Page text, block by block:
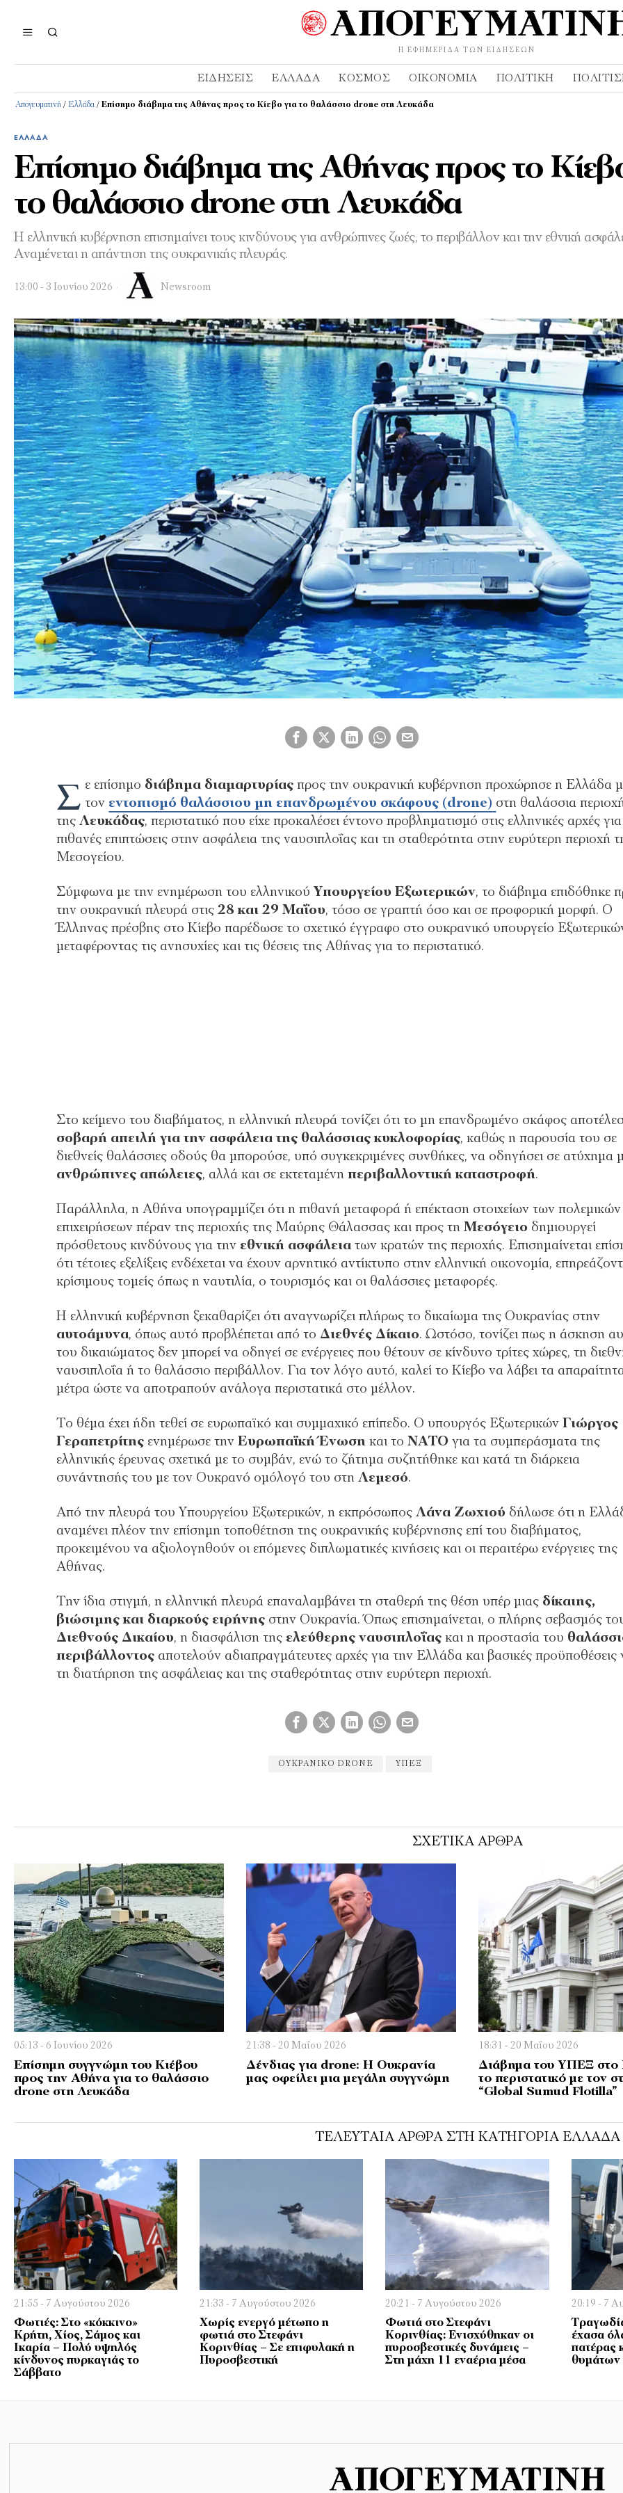
Η ΕΦΗΜΕΡΊΔΑ ΤΩΝ ΕΙΔΉΣΕΩΝ
ΕΙΔΉΣΕΙΣ ΕΛΛΆΔΑ ΚΌΣΜΟΣ ΟΙΚΟΝΟΜΊΑ ΠΟΛΙΤΙΚΉ
Απογευματινή / Ελλάδα / Επίσημο διάβημα της Αθήνας προς το Κίεβο για το θαλάσσιο drone στη Λευκάδα
ΕΛΛΆΔΑ
Επίσημο διάβημα της Αθήνας προς το
το θαλάσσιο drone στη Λευκάδα
Η ελληνική κυβέρνηση επισημαίνει τους κινδύνους για ανθρώπινες ζωές, το περιβάλλον και την εθνική
Αναμένεται η απάντηση της ουκρανικής πλευράς.
13:00 - 3 Ιουνίου 2026 Newsroom
Σ ε επίσημο διάβημα διαμαρτυρίας προς την ουκρανική κυβέρνηση προχώρησε η Ελλάδα
τον εντοπισμό θαλάσσιου μη επανδρωμένου σκάφους (drone) στη θαλάσσια
της Λευκάδας, περιστατικό που είχε προκαλέσει έντονο προβληματισμό στις ελληνικές αρχές για
πιθανές επιπτώσεις στην ασφάλεια της ναυσιπλοΐας και τη σταθερότητα στην ευρύτερη περιοχή
Μεσογείου.
Σύμφωνα με την ενημέρωση του ελληνικού Υπουργείου Εξωτερικών, το διάβημα επιδόθηκε
την ουκρανική πλευρά στις 28 και 29 Μαΐου, τόσο σε γραπτή όσο και σε προφορική μορφή. Ο
Έλληνας πρέσβης στο Κίεβο παρέδωσε το σχετικό έγγραφο στο ουκρανικό υπουργείο
μεταφέροντας τις ανησυχίες και τις θέσεις της Αθήνας για το περιστατικό.
Στο κείμενο του διαβήματος, η ελληνική πλευρά τονίζει ότι το μη επανδρωμένο σκάφος
σοβαρή απειλή για την ασφάλεια της θαλάσσιας κυκλοφορίας, καθώς η παρουσία του σε
διεθνείς θαλάσσιες οδούς θα μπορούσε, υπό συγκεκριμένες συνθήκες, να οδηγήσει σε ατύχημα
ανθρώπινες απώλειες, αλλά και σε εκτεταμένη περιβαλλοντική καταστροφή.
Παράλληλα, η Αθήνα υπογραμμίζει ότι η πιθανή μεταφορά ή επέκταση στοιχείων των πολεμικών
επιχειρήσεων πέραν της περιοχής της Μαύρης Θάλασσας και προς τη Μεσόγειο δημιουργεί
πρόσθετους κινδύνους για την εθνική ασφάλειατων κρατών της περιοχής. Επισημαίνεται
ότι τέτοιες εξελίξεις ενδέχεται να έχουν αρνητικό αντίκτυπο στην ελληνική οικονομία,
κρίσιμους τομείς όπως η ναυτιλία, ο τουρισμός και οι θαλάσσιες μεταφορές.
Η ελληνική κυβέρνηση ξεκαθαρίζει ότι αναγνωρίζει πλήρως το δικαίωμα της Ουκρανίας στην
αυτοάμυνα, όπως αυτό προβλέπεται από το Διεθνές Δίκαιο. Ωστόσο, τονίζει πως η άσκηση
του δικαιώματος δεν μπορεί να οδηγεί σε ενέργειες που θέτουν σε κίνδυνο τρίτες χώρες, τη
ναυσιπλοΐα ή το θαλάσσιο περιβάλλον. Για τον λόγο αυτό, καλεί το Κίεβο να λάβει τα
μέτρα ώστε να αποτραπούν ανάλογα περιστατικά στο μέλλον.
Το θέμα έχει ήδη τεθεί σε ευρωπαϊκό και συμμαχικό επίπεδο. Ο υπουργός Εξωτερικών Γιώργος
Γεραπετρίτηςενημέρωσε την Ευρωπαϊκή Ένωση και το ΝΑΤΟ για τα συμπεράσματα της
ελληνικής έρευνας σχετικά με το συμβάν, ενώ το ζήτημα συζητήθηκε και κατά τη διάρκεια
συνάντησής του με τον Ουκρανό ομόλογό του στη Λεμεσό.
Από την πλευρά του Υπουργείου Εξωτερικών, η εκπρόσωπος Λάνα Ζωχιού δήλωσε ότι η
αναμένει πλέον την επίσημη τοποθέτηση της ουκρανικής κυβέρνησης επί του διαβήματος,
προκειμένου να αξιολογηθούν οι επόμενες διπλωματικές κινήσεις και οι περαιτέρω ενέργειες της
Αθήνας.
Την ίδια στιγμή, η ελληνική πλευρά επαναλαμβάνει τη σταθερή της θέση υπέρ μιας δίκαιης,
βιώσιμης και διαρκούς ειρήνηςστην Ουκρανία. Όπως επισημαίνεται, ο πλήρης σεβασμός
Διεθνούς Δικαίου, η διασφάλιση της ελεύθερης ναυσιπλοΐαςκαι η προστασία του
περιβάλλοντοςαποτελούν αδιαπραγμάτευτες αρχές για την Ελλάδα και βασικές προϋποθέσεις
τη διατήρηση της ασφάλειας και της σταθερότητας στην ευρύτερη περιοχή.
ΟΥΚΡΑΝΙΚΌ DRONE ΥΠΕΞ
ΣΧΕΤΙΚΑ ΑΡΘΡΑ
05:13 - 6 Ιουνίου 2026
Επίσημη συγγνώμη του Κιέβου
προς την Αθήνα για το θαλάσσιο
drone στη Λευκάδα
21:38 - 20 Μαΐου 2026
Δένδιας για drone: Η Ουκρανία
μας οφείλει μια μεγάλη συγγνώμη
18:31 - 20 Μαΐου 2026
Διάβημα του ΥΠΕΞ στο
το περιστατικό με τον
“Global Sumud Flotilla”
ΤΕΛΕΥΤΑΊΑ ΆΡΘΡΑ ΣΤΗ ΚΑΤΗΓΟΡΊΑ ΕΛΛΆΔΑ
21:55 - 7 Αυγούστου 2026
Φωτιές: Στο «κόκκινο»
Κρήτη, Χίος, Σάμος και
Ικαρία – Πολύ υψηλός
κίνδυνος πυρκαγιάς το
Σάββατο
21:33 - 7 Αυγούστου 2026
Χωρίς ενεργό μέτωπο η
φωτιά στο Στεφάνι
Κορινθίας – Σε επιφυλακή η
Πυροσβεστική
20:21 - 7 Αυγούστου 2026
Φωτιά στο Στεφάνι
Κορινθίας: Ενισχύθηκαν οι
πυροσβεστικές δυνάμεις –
Στη μάχη 11 εναέρια μέσα
20:19 - 7
έχασα
πατέρας
θυμάτων